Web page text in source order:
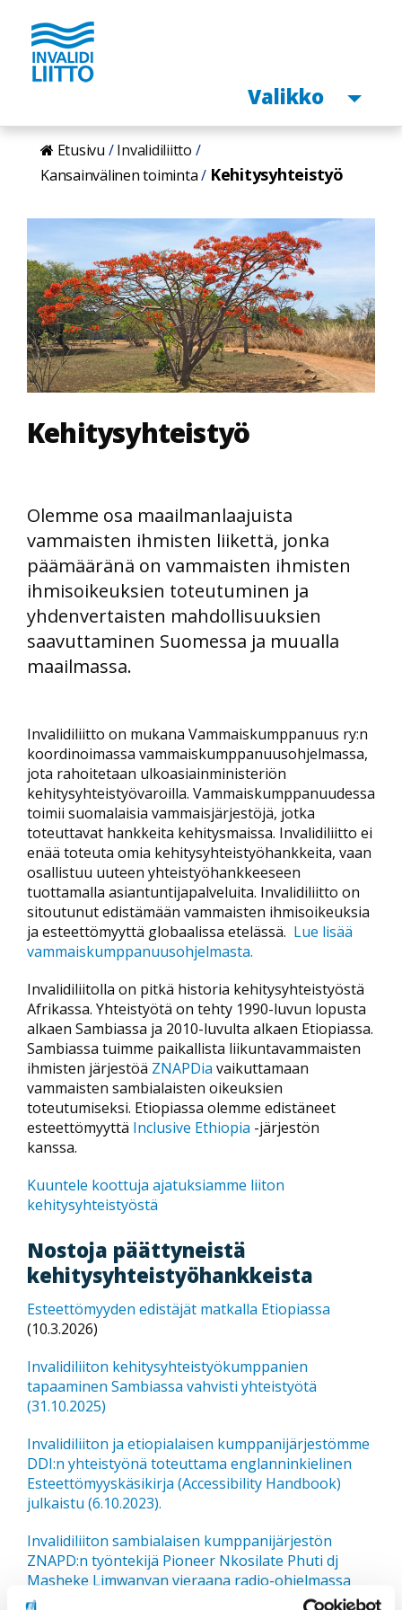
Hyppää
pääsisältöön
Avaa
Valikko
Etusivu
Invalidiliitto
Kansainvälinen toiminta
Kehitysyhteistyö
Kehitysyhteistyö
Olemme osa maailmanlaajuista
vammaisten ihmisten liikettä, jonka
päämääränä on vammaisten ihmisten
ihmisoikeuksien toteutuminen ja
yhdenvertaisten mahdollisuuksien
saavuttaminen Suomessa ja muualla
maailmassa.
Invalidiliitto on mukana Vammaiskumppanuus ry:n
koordinoimassa vammaiskumppanuusohjelmassa,
jota rahoitetaan ulkoasiainministeriön
kehitysyhteistyövaroilla. Vammaiskumppanuudessa
toimii suomalaisia vammaisjärjestöjä, jotka
toteuttavat hankkeita kehitysmaissa. Invalidiliitto ei
enää toteuta omia kehitysyhteistyöhankkeita, vaan
osallistuu uuteen yhteistyöhankkeeseen
tuottamalla asiantuntijapalveluita. Invalidiliitto on
sitoutunut edistämään vammaisten ihmisoikeuksia
ja esteettömyyttä globaalissa etelässä. Lue lisää
vammaiskumppanuusohjelmasta.
Invalidiliitolla on pitkä historia kehitysyhteistyöstä
Afrikassa. Yhteistyötä on tehty 1990-luvun lopusta
alkaen Sambiassa ja 2010-luvulta alkaen Etiopiassa.
Sambiassa tuimme paikallista liikuntavammaisten
ihmisten järjestöä ZNAPDia vaikuttamaan
vammaisten sambialaisten oikeuksien
toteutumiseksi. Etiopiassa olemme edistäneet
esteettömyyttä Inclusive Ethiopia -järjestön
kanssa.
Kuuntele koottuja ajatuksiamme liiton
kehitysyhteistyöstä
Nostoja päättyneistä
kehitysyhteistyöhankkeista
Esteettömyyden edistäjät matkalla Etiopiassa
(10.3.2026)
Invalidiliiton kehitysyhteistyökumppanien
tapaaminen Sambiassa vahvisti yhteistyötä
(31.10.2025)
Invalidiliiton ja etiopialaisen kumppanijärjestömme
DDI:n yhteistyönä toteuttama englanninkielinen
Esteettömyyskäsikirja (Accessibility Handbook)
julkaistu (6.10.2023).
Invalidiliiton sambialaisen kumppanijärjestön
ZNAPD:n työntekijä Pioneer Nkosilate Phuti dj
Masheke Limwanyan vieraana radio-ohjelmassa
(video, julkaistu 31.8.2023)